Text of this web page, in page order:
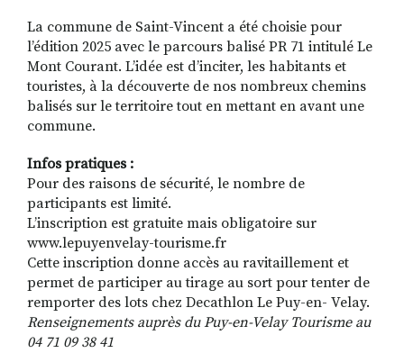
La commune de Saint-Vincent a été choisie pour
l’édition 2025 avec le parcours balisé PR 71 intitulé Le
Mont Courant. L’idée est d’inciter, les habitants et
touristes, à la découverte de nos nombreux chemins
balisés sur le territoire tout en mettant en avant une
commune.
Infos pratiques :
Pour des raisons de sécurité, le nombre de
participants est limité.
L’inscription est gratuite mais obligatoire sur
www.lepuyenvelay-tourisme.fr
Cette inscription donne accès au ravitaillement et
permet de participer au tirage au sort pour tenter de
remporter des lots chez Decathlon Le Puy-en- Velay.
Renseignements auprès du Puy-en-Velay Tourisme au
04 71 09 38 41